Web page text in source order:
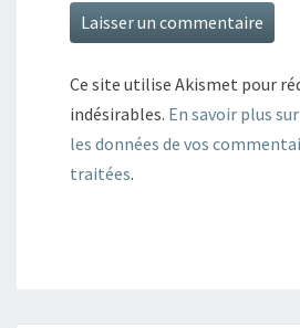
Ce site utilise Akismet pour
indésirables. En savoir plus
les données de vos
traitées.